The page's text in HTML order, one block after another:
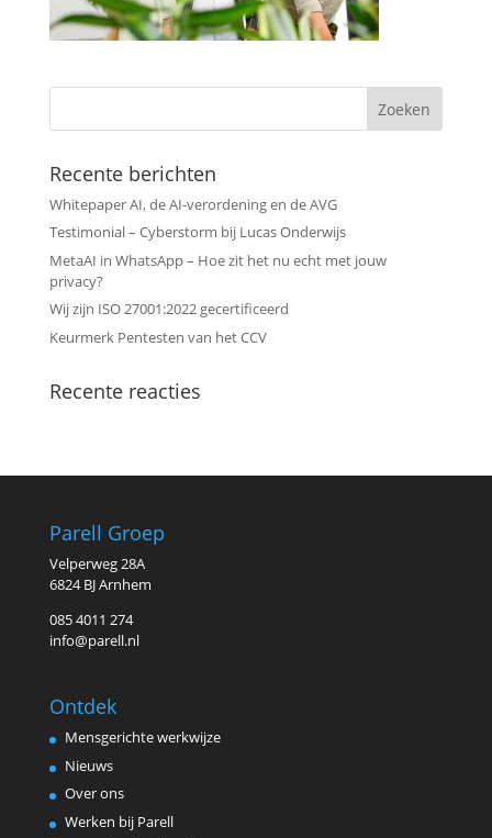
Recente berichten
Whitepaper AI, de AI-verordening en de AVG
Testimonial – Cyberstorm bij Lucas Onderwijs
MetaAI in WhatsApp – Hoe zit het nu echt met jouw
privacy?
Wij zijn ISO 27001:2022 gecertificeerd
Keurmerk Pentesten van het CCV
Recente reacties
Parell Groep
Velperweg 28A
6824 BJ Arnhem
085 4011 274
info@parell.nl
Ontdek
Mensgerichte werkwijze
Nieuws
Over ons
Werken bij Parell